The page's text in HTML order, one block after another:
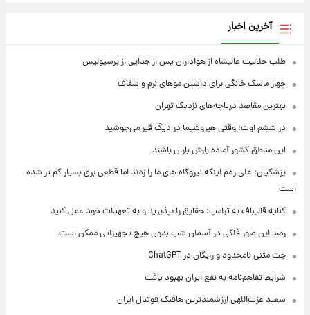
آخرین اخبار
طلب حلالیت عالیشاه از هواداران پس از جدایی از پرسپولیس
چهار ماسک خانگی برای داشتن موهای نرم و شفاف
بهترین مقاصد دریاچه‌های نزدیک تهران
در ششم اوت؛ وقتی هیروشیما در دیگ قیر می‌جوشید
این مناطق کشور آماده بارش باران باشند
پزشکیان: علی رغم اینکه نیروگاه های ما را زدند اما قطعی برق بسیار کم تر شده
است
کنایه قالیباف به ترامپ: حقایق را بپذیرید و به تعهدات خود عمل کنید
رصد این صور فلکی در آسمان شب بدون هیچ تجهیزاتی ممکن است
چت متنی نامحدود و رایگان در ChatGPT
شرایط تفاهم‌نامه به نفع ایران بهبود یافت
سعید عزت‌اللهی ارزشمندترین هافبک فوتبال ایران